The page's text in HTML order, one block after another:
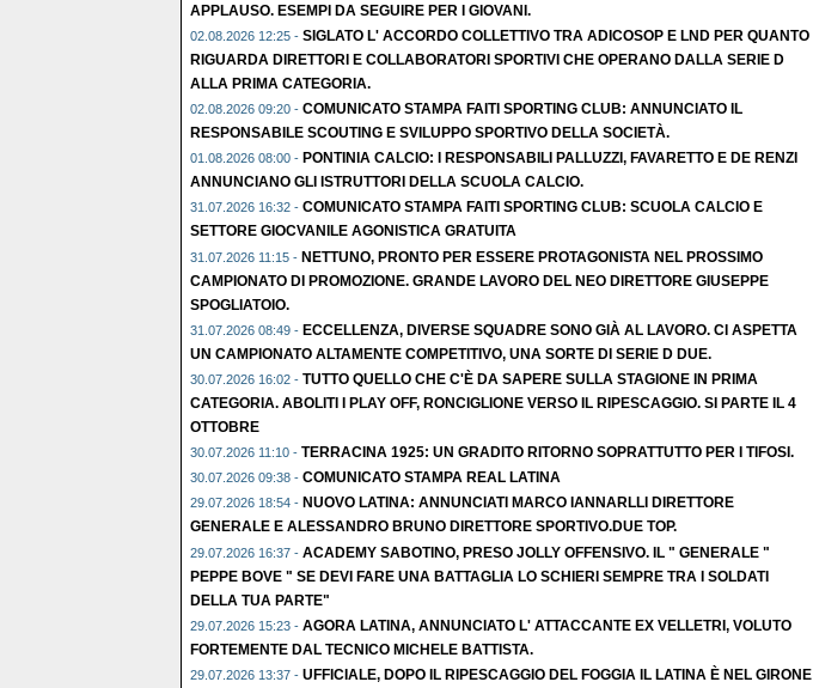
APPLAUSO. ESEMPI DA SEGUIRE PER I GIOVANI.
02.08.2026 12:25 - SIGLATO L' ACCORDO COLLETTIVO TRA ADICOSOP E LND PER QUANTO
RIGUARDA DIRETTORI E COLLABORATORI SPORTIVI CHE OPERANO DALLA SERIE D
ALLA PRIMA CATEGORIA.
02.08.2026 09:20 - COMUNICATO STAMPA FAITI SPORTING CLUB: ANNUNCIATO IL
RESPONSABILE SCOUTING E SVILUPPO SPORTIVO DELLA SOCIETÀ.
01.08.2026 08:00 - PONTINIA CALCIO: I RESPONSABILI PALLUZZI, FAVARETTO E DE RENZI
ANNUNCIANO GLI ISTRUTTORI DELLA SCUOLA CALCIO.
31.07.2026 16:32 - COMUNICATO STAMPA FAITI SPORTING CLUB: SCUOLA CALCIO E
SETTORE GIOCVANILE AGONISTICA GRATUITA
31.07.2026 11:15 - NETTUNO, PRONTO PER ESSERE PROTAGONISTA NEL PROSSIMO
CAMPIONATO DI PROMOZIONE. GRANDE LAVORO DEL NEO DIRETTORE GIUSEPPE
SPOGLIATOIO.
31.07.2026 08:49 - ECCELLENZA, DIVERSE SQUADRE SONO GIÀ AL LAVORO. CI ASPETTA
UN CAMPIONATO ALTAMENTE COMPETITIVO, UNA SORTE DI SERIE D DUE.
30.07.2026 16:02 - TUTTO QUELLO CHE C'È DA SAPERE SULLA STAGIONE IN PRIMA
CATEGORIA. ABOLITI I PLAY OFF, RONCIGLIONE VERSO IL RIPESCAGGIO. SI PARTE IL 4
OTTOBRE
30.07.2026 11:10 - TERRACINA 1925: UN GRADITO RITORNO SOPRATTUTTO PER I TIFOSI.
30.07.2026 09:38 - COMUNICATO STAMPA REAL LATINA
29.07.2026 18:54 - NUOVO LATINA: ANNUNCIATI MARCO IANNARLLI DIRETTORE
GENERALE E ALESSANDRO BRUNO DIRETTORE SPORTIVO.DUE TOP.
29.07.2026 16:37 - ACADEMY SABOTINO, PRESO JOLLY OFFENSIVO. IL " GENERALE "
PEPPE BOVE " SE DEVI FARE UNA BATTAGLIA LO SCHIERI SEMPRE TRA I SOLDATI
DELLA TUA PARTE"
29.07.2026 15:23 - AGORA LATINA, ANNUNCIATO L' ATTACCANTE EX VELLETRI, VOLUTO
FORTEMENTE DAL TECNICO MICHELE BATTISTA.
29.07.2026 13:37 - UFFICIALE, DOPO IL RIPESCAGGIO DEL FOGGIA IL LATINA È NEL GIRONE